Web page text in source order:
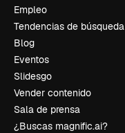
Empleo
Tendencias de búsqueda
Blog
Eventos
Slidesgo
Vender contenido
Sala de prensa
¿Buscas magnific.ai?